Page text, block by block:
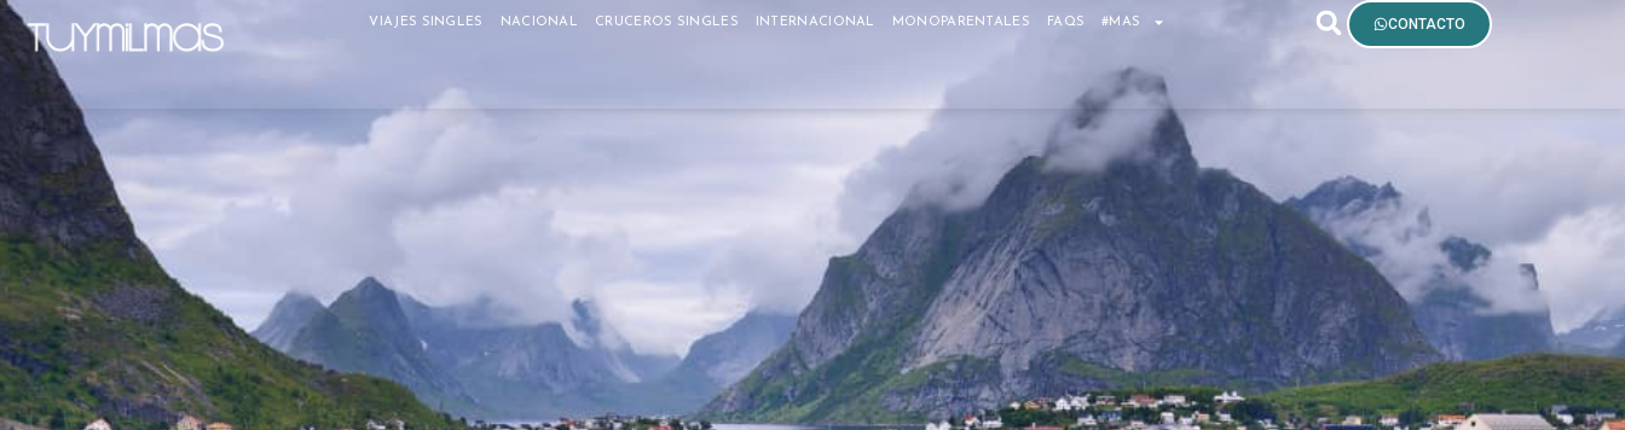
VIAJES SINGLES NACIONAL CRUCEROS SINGLES INTERNACIONAL MONOPARENTALES FAQS #MAS CONTACTO